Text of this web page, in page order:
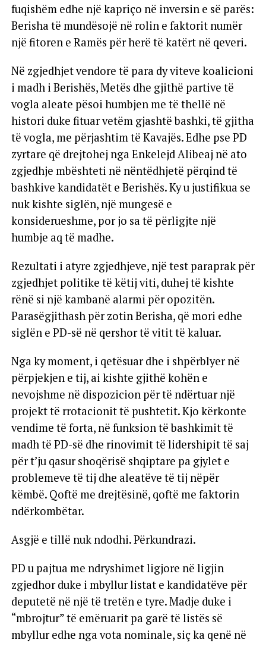
fuqishëm edhe një kapriço në inversin e së parës:
Berisha të mundësojë në rolin e faktorit numër
një fitoren e Ramës për herë të katërt në qeveri.
Në zgjedhjet vendore të para dy viteve koalicioni
i madh i Berishës, Metës dhe gjithë partive të
vogla aleate pësoi humbjen me të thellë në
histori duke fituar vetëm gjashtë bashki, të gjitha
të vogla, me përjashtim të Kavajës. Edhe pse PD
zyrtare që drejtohej nga Enkelejd Alibeaj në ato
zgjedhje mbështeti në nëntëdhjetë përqind të
bashkive kandidatët e Berishës. Ky u justifikua se
nuk kishte siglën, një mungesë e
konsiderueshme, por jo sa të përligjte një
humbje aq të madhe.
Rezultati i atyre zgjedhjeve, një test paraprak për
zgjedhjet politike të këtij viti, duhej të kishte
rënë si një kambanë alarmi për opozitën.
Parasëgjithash për zotin Berisha, që mori edhe
siglën e PD-së në qershor të vitit të kaluar.
Nga ky moment, i qetësuar dhe i shpërblyer në
përpjekjen e tij, ai kishte gjithë kohën e
nevojshme në dispozicion për të ndërtuar një
projekt të rrotacionit të pushtetit. Kjo kërkonte
vendime të forta, në funksion të bashkimit të
madh të PD-së dhe rinovimit të lidershipit të saj
për t’ju qasur shoqërisë shqiptare pa gjylet e
problemeve të tij dhe aleatëve të tij nëpër
këmbë. Qoftë me drejtësinë, qoftë me faktorin
ndërkombëtar.
Asgjë e tillë nuk ndodhi. Përkundrazi.
PD u pajtua me ndryshimet ligjore në ligjin
zgjedhor duke i mbyllur listat e kandidatëve për
deputetë në një të tretën e tyre. Madje duke i
“mbrojtur” të emëruarit pa garë të listës së
mbyllur edhe nga vota nominale, siç ka qenë në